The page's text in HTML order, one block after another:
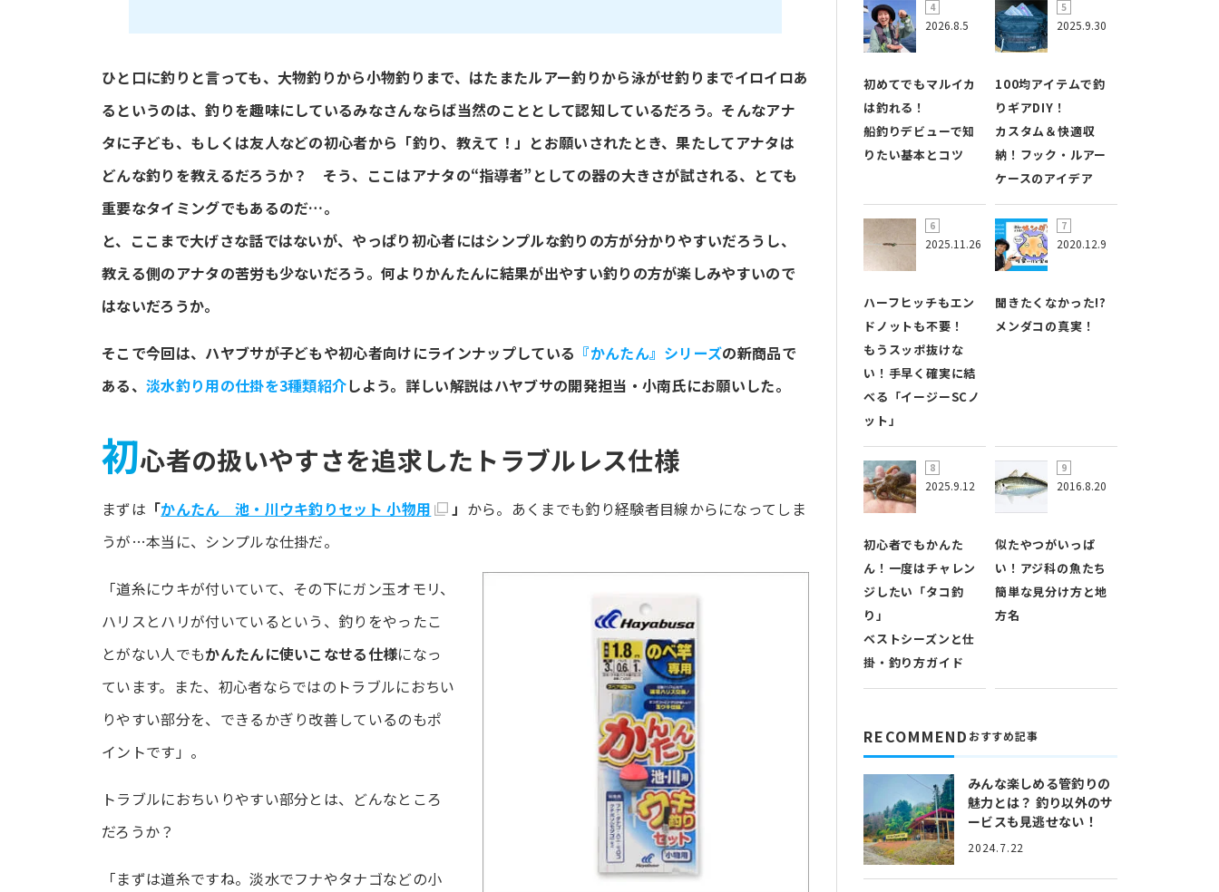
ひと口に釣りと言っても、大物釣りから小物釣りまで、はたまたルアー釣りから泳がせ釣りまでイロイロあ
るというのは、釣りを趣味にしているみなさんならば当然のこととして認知しているだろう。そんなアナ
タに子ども、もしくは友人などの初心者から「釣り、教えて！」とお願いされたとき、果たしてアナタは
どんな釣りを教えるだろうか？ そう、ここはアナタの“指導者”としての器の大きさが試される、とても
重要なタイミングでもあるのだ…。
と、ここまで大げさな話ではないが、やっぱり初心者にはシンプルな釣りの方が分かりやすいだろうし、
教える側のアナタの苦労も少ないだろう。何よりかんたんに結果が出やすい釣りの方が楽しみやすいので
はないだろうか。
そこで今回は、ハヤブサが子どもや初心者向けにラインナップしている 『かんたん』シリーズの新商品で
ある、 淡水釣り用の仕掛を3種類紹介しよう。詳しい解説はハヤブサの開発担当・小南氏にお願いした。
初心者の扱いやすさを追求したトラブルレス仕様
まずは 「かんたん 池・川ウキ釣りセット 小物用 」 から。あくまでも釣り経験者目線からになってしま
うが…本当に、シンプルな仕掛だ。
「道糸にウキが付いていて、その下にガン玉オモリ、
ハリスとハリが付いているという、釣りをやったこ
とがない人でもかんたんに使いこなせる仕様になっ
ています。また、初心者ならではのトラブルにおちい
りやすい部分を、できるかぎり改善しているのもポ
イントです」。
トラブルにおちいりやすい部分とは、どんなところ
だろうか？
「まずは道糸ですね。淡水でフナやタナゴなどの小
2026.8.5
初めてでもマルイカ
は釣れる！
船釣りデビューで知
りたい基本とコツ
2025.9.30
100均アイテムで釣
りギアDIY！
カスタム＆快適収
納！フック・ルアー
ケースのアイデア
2025.11.26
ハーフヒッチもエン
ドノットも不要！
もうスッポ抜けな
い！手早く確実に結
べる「イージーSCノ
ット」
2020.12.9
聞きたくなかった!?
メンダコの真実！
2025.9.12
初心者でもかんた
ん！一度はチャレン
ジしたい「タコ釣
り」
ベストシーズンと仕
掛・釣り方ガイド
2016.8.20
似たやつがいっぱ
い！アジ科の魚たち
簡単な見分け方と地
方名
RECOMMEND おすすめ記事
みんな楽しめる管釣りの
魅力とは？ 釣り以外のサ
ービスも見逃せない！
2024.7.22